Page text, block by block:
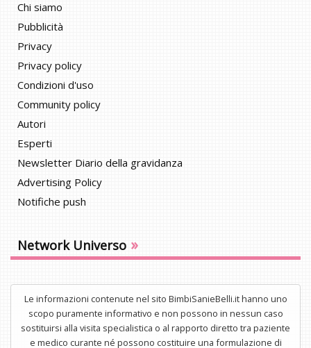
Chi siamo
Pubblicità
Privacy
Privacy policy
Condizioni d'uso
Community policy
Autori
Esperti
Newsletter Diario della gravidanza
Advertising Policy
Notifiche push
Network Universo »
Le informazioni contenute nel sito BimbiSanieBelli.it hanno uno
scopo puramente informativo e non possono in nessun caso
sostituirsi alla visita specialistica o al rapporto diretto tra paziente
e medico curante né possono costituire una formulazione di